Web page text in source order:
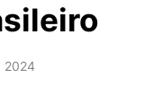
2024